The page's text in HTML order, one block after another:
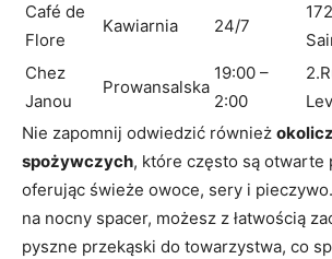
Café de
Flore
Kawiarnia 24/7
Chez
Janou
Prowansalska
19:00 –
2:00
Nie zapomnij odwiedzić również
spożywczych, które często są otwarte
oferując świeże owoce, sery i
na nocny spacer, możesz z łatwością
pyszne przekąski do towarzystwa, co